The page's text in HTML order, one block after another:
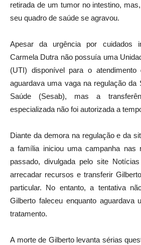
retirada de um tumor no intestino,
seu quadro de saúde se agravou.
Apesar da urgência por cuidados
Carmela Dutra não possuía uma
(UTI) disponível para o
aguardava uma vaga na regulação da
Saúde (Sesab), mas a
especializada não foi autorizada a
Diante da demora na regulação e da
a família iniciou uma campanha nas
passado, divulgada pelo site
arrecadar recursos e transferir
particular. No entanto, a tentativa
Gilberto faleceu enquanto aguardava
tratamento.
A morte de Gilberto levanta sérias